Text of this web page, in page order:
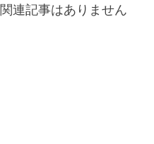
関連記事はありません